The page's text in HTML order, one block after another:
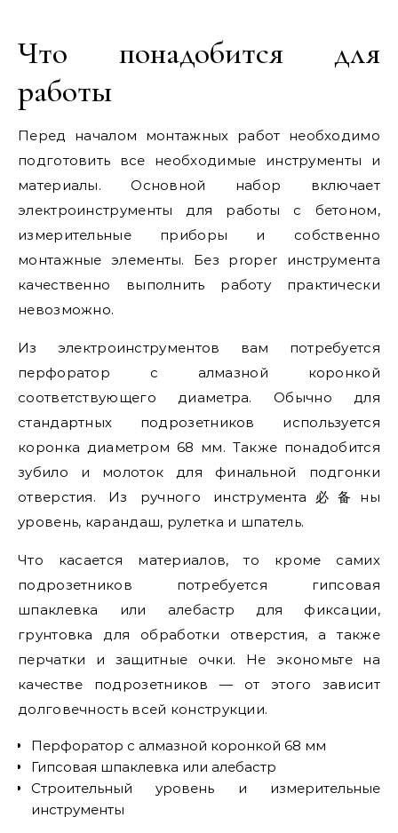
Что понадобится для
работы
Перед началом монтажных работ необходимо
подготовить все необходимые инструменты и
материалы. Основной набор включает
электроинструменты для работы с бетоном,
измерительные приборы и собственно
монтажные элементы. Без proper инструмента
качественно выполнить работу практически
невозможно.
Из электроинструментов вам потребуется
перфоратор с алмазной коронкой
соответствующего диаметра. Обычно для
стандартных подрозетников используется
коронка диаметром 68 мм. Также понадобится
зубило и молоток для финальной подгонки
отверстия. Из ручного инструмента必备ны
уровень, карандаш, рулетка и шпатель.
Что касается материалов, то кроме самих
подрозетников потребуется гипсовая
шпаклевка или алебастр для фиксации,
грунтовка для обработки отверстия, а также
перчатки и защитные очки. Не экономьте на
качестве подрозетников — от этого зависит
долговечность всей конструкции.
Перфоратор с алмазной коронкой 68 мм
Гипсовая шпаклевка или алебастр
Строительный уровень и измерительные
инструменты